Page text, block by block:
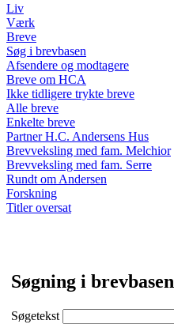
Liv
Værk
Breve
Søg i brevbasen
Afsendere og modtagere
Breve om HCA
Ikke tidligere trykte breve
Alle breve
Enkelte breve
Partner H.C. Andersens Hus
Brevveksling med fam. Melchior
Brevveksling med fam. Serre
Rundt om Andersen
Forskning
Titler oversat
Søgning i brevbasen
Søgetekst